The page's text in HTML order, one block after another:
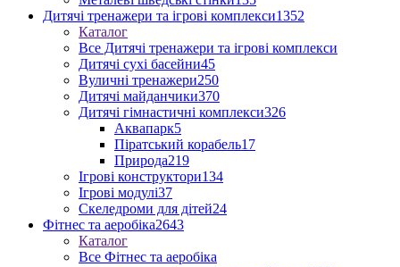
Дитячі тренажери та ігрові комплекси1352
Каталог
Все Дитячі тренажери та ігрові комплекси
Дитячі сухі басейни45
Вуличні тренажери250
Дитячі майданчики370
Дитячі гімнастичні комплекси326
Аквапарк5
Піратський корабель17
Природа219
Ігрові конструктори134
Ігрові модулі37
Скеледроми для дітей24
Фітнес та аеробіка2643
Каталог
Все Фітнес та аеробіка